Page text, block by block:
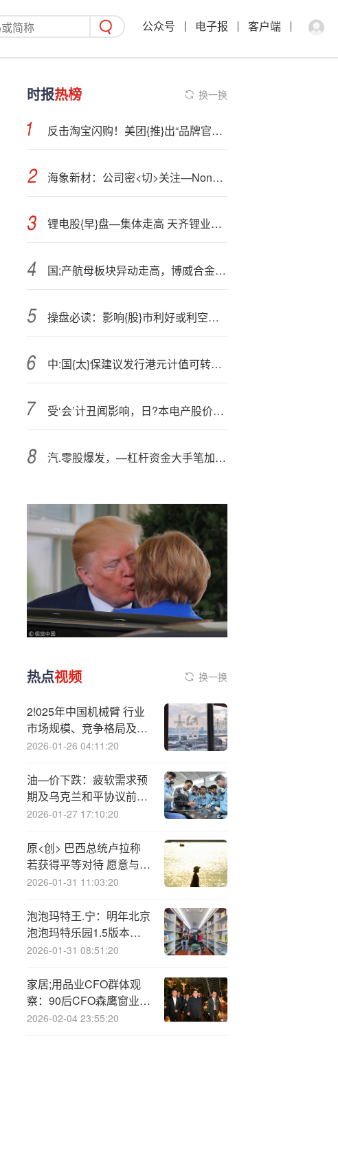
公众号 电子报 客户端
时报热榜 换一换
反击淘宝闪购！美团{推}出“品牌官旗闪电仓”
海象新材：公司密<切>关注—NonPVC地板产品相关市场反馈情况
锂电股{早}盘—集体走高 天齐锂业及中创新航均涨逾6%
国;产航母板块异动走高，博威合金涨停
操盘必读：影响{股}市利好或利空消息_2025年11月18日_财经新闻
中:国{太}保建议发行港元计值可转换债券
受‘会’计丑闻影响，日?本电产股价暴跌逾22%，创最大单日跌幅
汽.零股爆发，—杠杆资金大手笔加仓相关股
热点视频 换一换
2!025年中国机械臂 行业
市场规模、竞争格局及趋
势研判：应用场景多元
发展重点[图]
2026-01-26 04:11:20
油—价下跌：疲软需求预
期及乌克兰和平协议前景
令油价承压
2026-01-27 17:10:20
原<创> 巴西总统卢拉称
若获得平等对待 愿意与美
国进行贸易谈判
2026-01-31 11:03:20
泡泡玛特王.宁：明年北京
泡泡玛特乐园1.5版本会
跟大家见面
2026-01-31 08:51:20
家居;用品业CFO群体观
察：90后CFO森鹰窗业刘
楚洁年仅34岁 大亚圣象
2026-02-04 23:55:20